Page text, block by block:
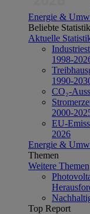
Energie &
Beliebte
Aktuelle
1998-
1990-
CO₂-
2000-
EU-
2026
Energie &
Themen
Weitere Themen
Top Report